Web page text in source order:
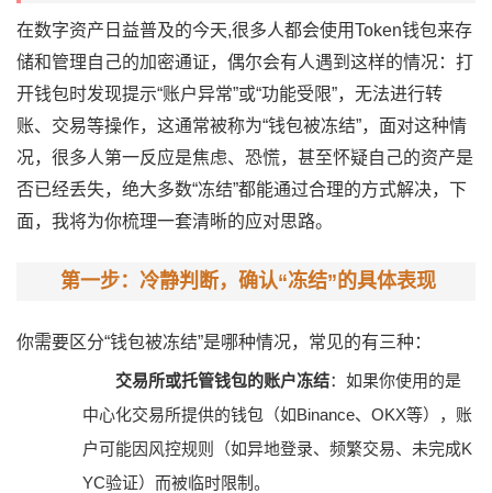
在数字资产日益普及的今天,很多人都会使用Token钱包来存
储和管理自己的加密通证，偶尔会有人遇到这样的情况：打
开钱包时发现提示“账户异常”或“功能受限”，无法进行转
账、交易等操作，这通常被称为“钱包被冻结”，面对这种情
况，很多人第一反应是焦虑、恐慌，甚至怀疑自己的资产是
否已经丢失，绝大多数“冻结”都能通过合理的方式解决，下
面，我将为你梳理一套清晰的应对思路。
第一步：冷静判断，确认“冻结”的具体表现
你需要区分“钱包被冻结”是哪种情况，常见的有三种：
交易所或托管钱包的账户冻结：如果你使用的是
中心化交易所提供的钱包（如Binance、OKX等），账
户可能因风控规则（如异地登录、频繁交易、未完成K
YC验证）而被临时限制。